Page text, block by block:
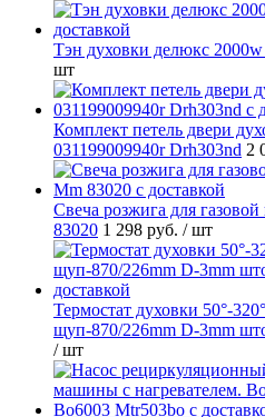
Тэн духовки делюкс
шт
Комплект петель двери
031199009940r Drh303nd 2
Свеча розжига для
83020 1 298 руб. / шт
Термостат духовки 50°-
щуп-870/226mm D-3mm
/ шт